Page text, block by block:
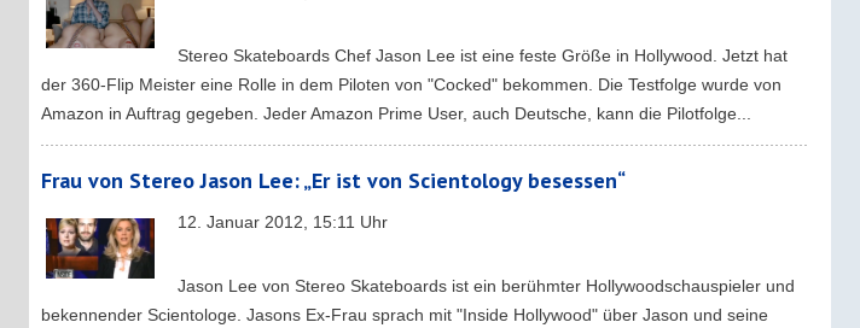
Stereo Skateboards Chef Jason Lee ist eine feste Größe in Hollywood. Jetzt hat
der 360-Flip Meister eine Rolle in dem Piloten von "Cocked" bekommen. Die Testfolge wurde von
Amazon in Auftrag gegeben. Jeder Amazon Prime User, auch Deutsche, kann die Pilotfolge...
Frau von Stereo Jason Lee: „Er ist von Scientology besessen“
12. Januar 2012, 15:11 Uhr
Jason Lee von Stereo Skateboards ist ein berühmter Hollywoodschauspieler und
bekennender Scientologe. Jasons Ex-Frau sprach mit "Inside Hollywood" über Jason und seine